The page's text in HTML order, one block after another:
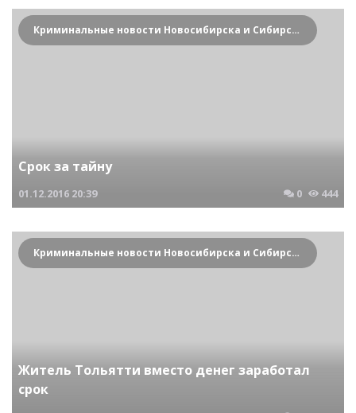
Криминальные новости Новосибирска и Сибирского региона
Срок за тайну
01.12.2016 20:39 0 444
Криминальные новости Новосибирска и Сибирского региона
Житель Тольятти вместо денег заработал
срок